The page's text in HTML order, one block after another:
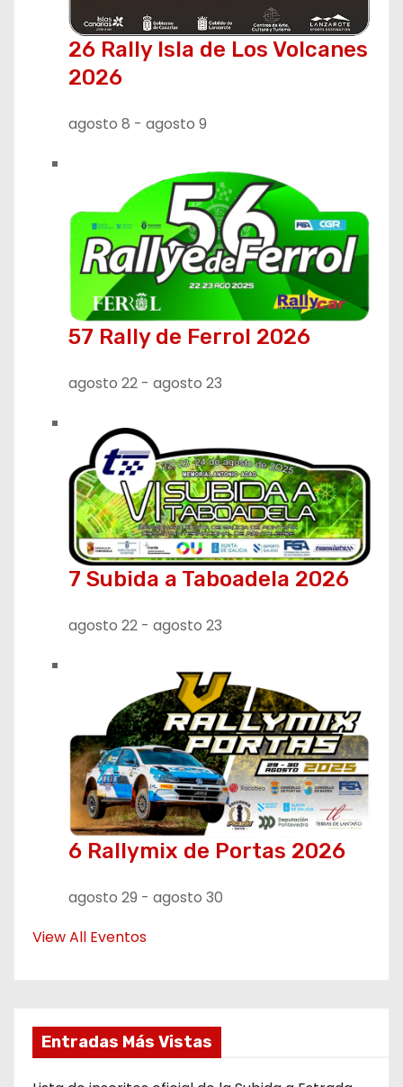
26 Rally Isla de Los Volcanes
2026
agosto 8 - agosto 9
57 Rally de Ferrol 2026
agosto 22 - agosto 23
7 Subida a Taboadela 2026
agosto 22 - agosto 23
6 Rallymix de Portas 2026
agosto 29 - agosto 30
View All Eventos
Entradas Más Vistas